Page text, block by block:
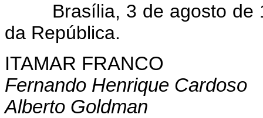
Brasília, 3 de agosto de
da República.
ITAMAR FRANCO
Fernando Henrique Cardoso
Alberto Goldman